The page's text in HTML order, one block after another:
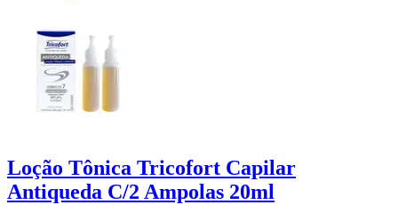
Loção Tônica Tricofort Capilar
Antiqueda C/2 Ampolas 20ml